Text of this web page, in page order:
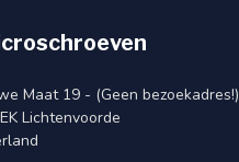
Maat 19 - (Geen bezoekadres!)
Lichtenvoorde